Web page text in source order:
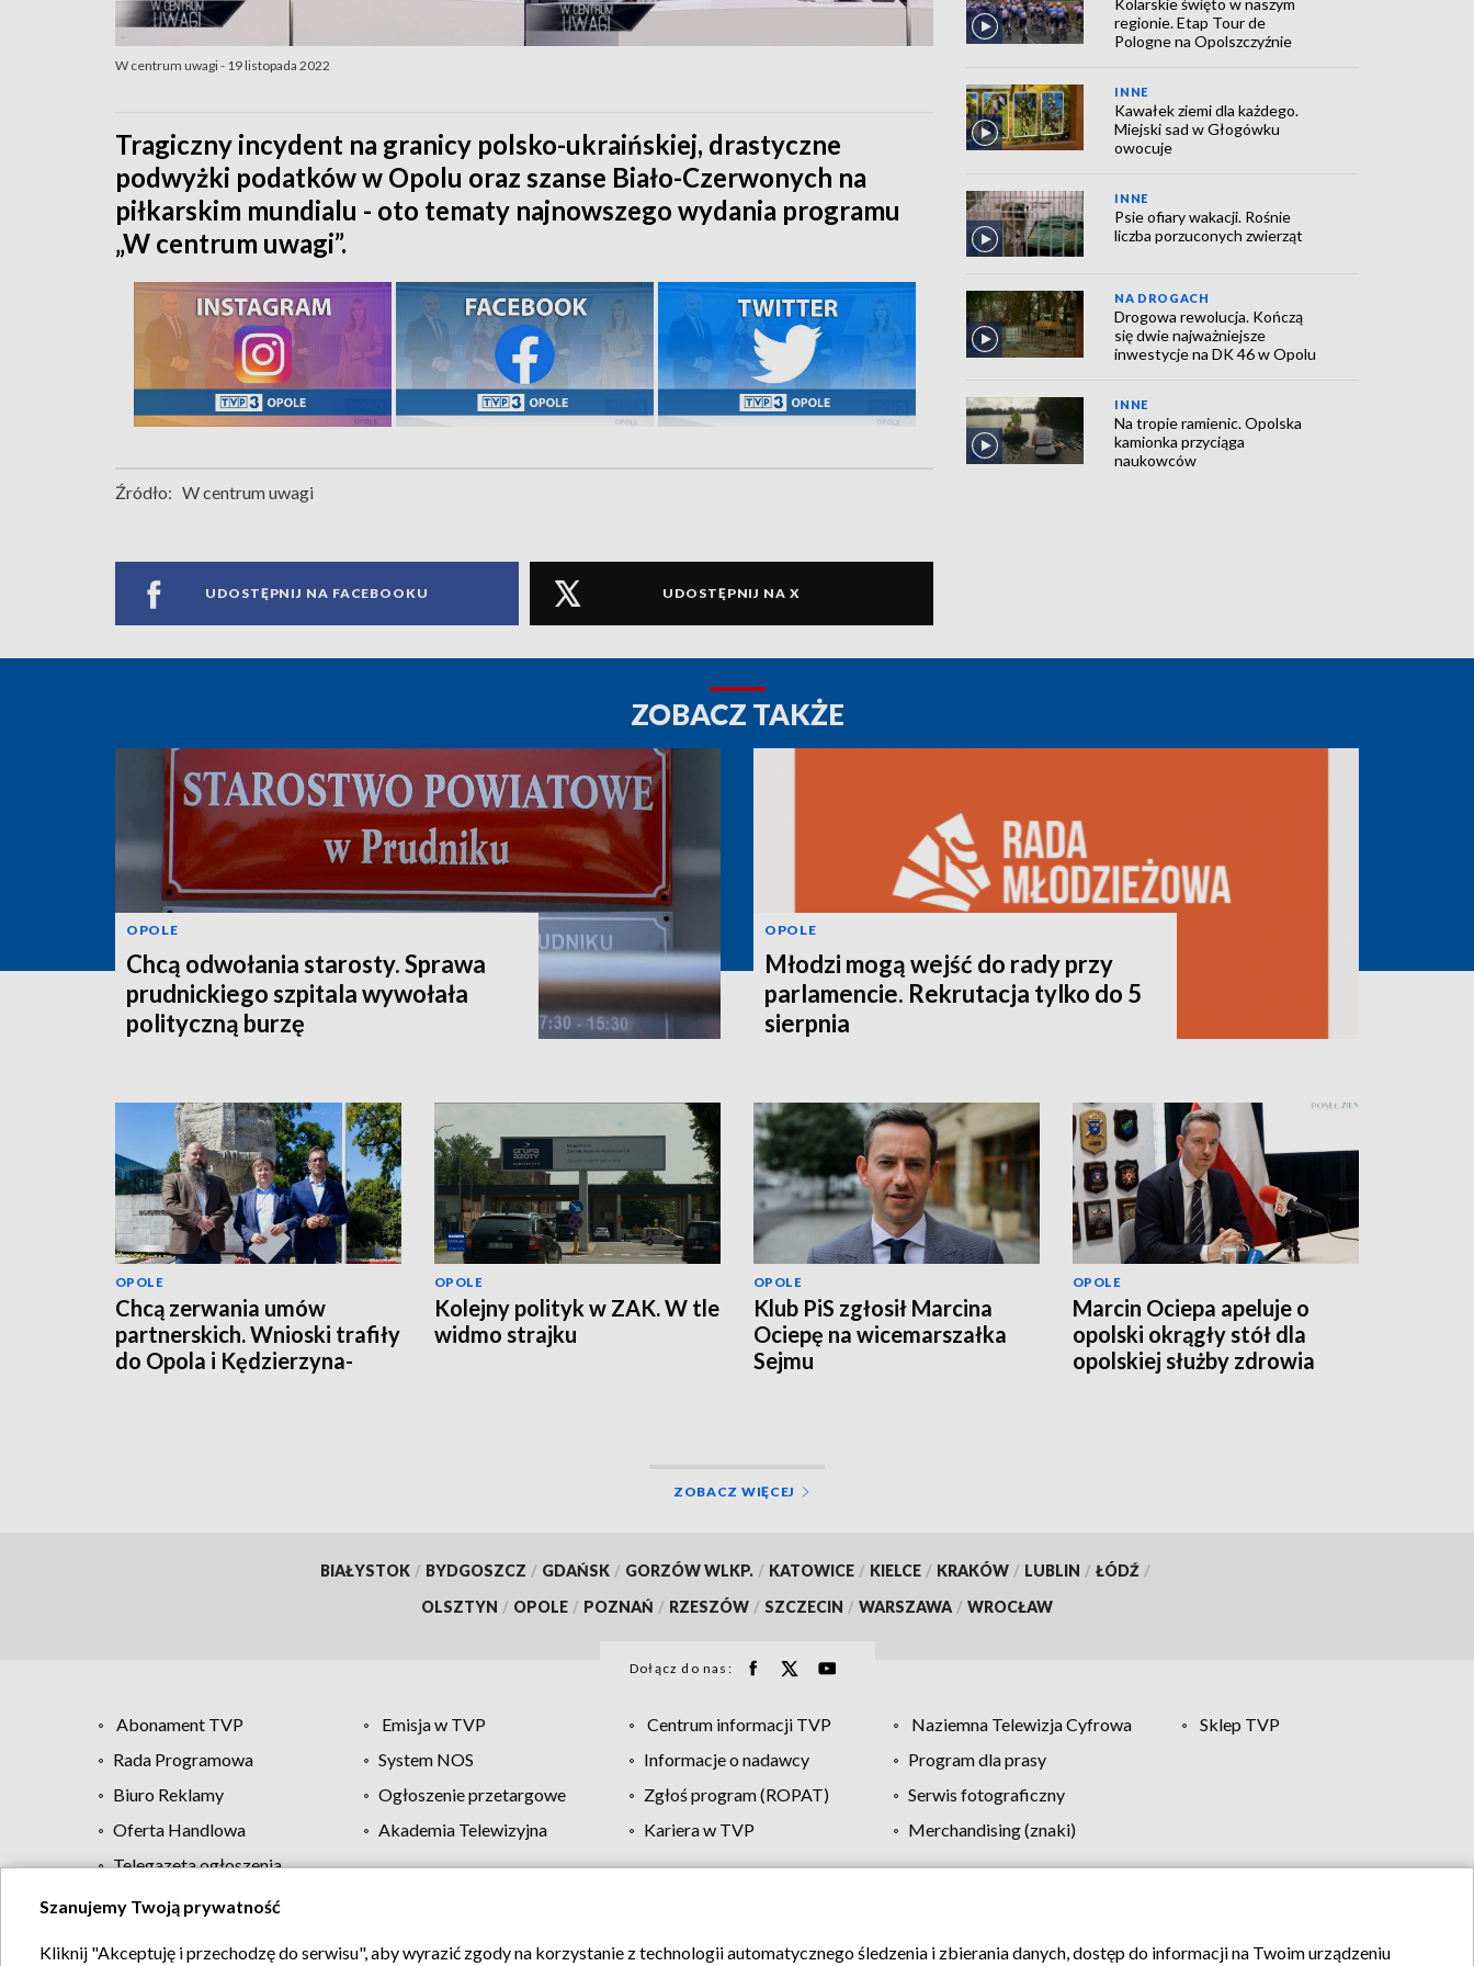
W centrum uwagi - 19 listopada 2022
Tragiczny incydent na granicy polsko-ukraińskiej, drastyczne
podwyżki podatków w Opolu oraz szanse Biało-Czerwonych na
piłkarskim mundialu - oto tematy najnowszego wydania programu
„W centrum uwagi”.
Źródło: W centrum uwagi
UDOSTĘPNIJ NA FACEBOOKU UDOSTĘPNIJ NA X
regionie. Etap Tour de
Pologne na Opolszczyźnie
INNE
Kawałek ziemi dla każdego.
Miejski sad w Głogówku
owocuje
INNE
Psie ofiary wakacji. Rośnie
liczba porzuconych zwierząt
NA DROGACH
Drogowa rewolucja. Kończą
się dwie najważniejsze
inwestycje na DK 46 w Opolu
INNE
Na tropie ramienic. Opolska
kamionka przyciąga
naukowców
ZOBACZ TAKŻE
OPOLE
Chcą odwołania starosty. Sprawa
prudnickiego szpitala wywołała
polityczną burzę
OPOLE
Młodzi mogą wejść do rady przy
parlamencie. Rekrutacja tylko do 5
sierpnia
OPOLE
Chcą zerwania umów
partnerskich. Wnioski trafiły
do Opola i Kędzierzyna-
OPOLE
Kolejny polityk w ZAK. W tle
widmo strajku
OPOLE
Klub PiS zgłosił Marcina
Ociepę na wicemarszałka
Sejmu
OPOLE
Marcin Ociepa apeluje o
opolski okrągły stół dla
opolskiej służby zdrowia
ZOBACZ WIĘCEJ
BIAŁYSTOK / BYDGOSZCZ / GDAŃSK / GORZÓW WLKP. / KATOWICE / KIELCE / KRAKÓW / LUBLIN / ŁÓDŹ /
OLSZTYN / OPOLE / POZNAŃ / RZESZÓW / SZCZECIN / WARSZAWA / WROCŁAW
Dołącz do nas:
Abonament TVP Emisja w TVP Centrum informacji TVP Naziemna Telewizja Cyfrowa
Sklep TVP
Rada Programowa
System NOS Informacje o nadawcy
Program dla prasy
Biuro Reklamy
Ogłoszenie przetargowe Zgłoś program (ROPAT)
Serwis fotograficzny
Oferta Handlowa
Akademia Telewizyjna Kariera w TVP
Merchandising (znaki)
Telegazeta ogłoszenia
Regulamin TVP Polityka prywatności Moje zgody Pomoc Biuro reklamy Kontakt
Szanujemy Twoją prywatność
Kliknij "Akceptuję i przechodzę do serwisu", aby wyrazić zgody na korzystanie z technologii automatycznego śledzenia i zbierania danych, dostęp do informacji na Twoim urządzeniu